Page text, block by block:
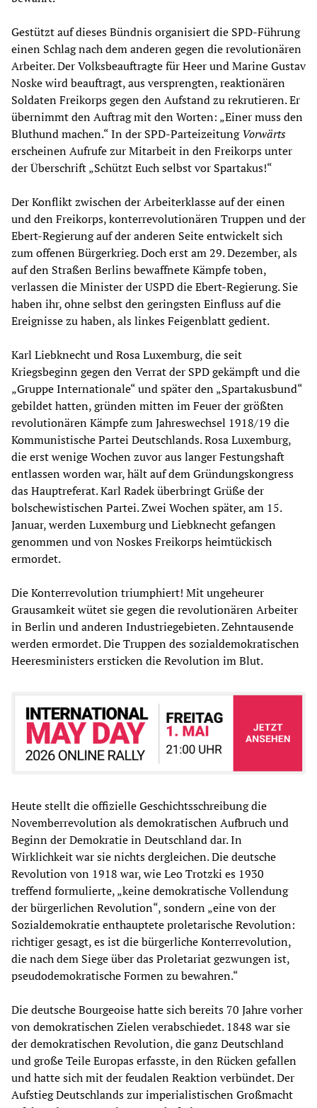
Gestützt auf dieses Bündnis organisiert die SPD-Führung
einen Schlag nach dem anderen gegen die revolutionären
Arbeiter. Der Volksbeauftragte für Heer und Marine Gustav
Noske wird beauftragt, aus versprengten, reaktionären
Soldaten Freikorps gegen den Aufstand zu rekrutieren. Er
übernimmt den Auftrag mit den Worten: „Einer muss den
Bluthund machen.“ In der SPD-ParteizeitungVorwärts
erscheinen Aufrufe zur Mitarbeit in den Freikorps unter
der Überschrift „Schützt Euch selbst vor Spartakus!“
Der Konflikt zwischen der Arbeiterklasse auf der einen
und den Freikorps, konterrevolutionären Truppen und der
Ebert-Regierung auf der anderen Seite entwickelt sich
zum offenen Bürgerkrieg. Doch erst am 29. Dezember, als
auf den Straßen Berlins bewaffnete Kämpfe toben,
verlassen die Minister der USPD die Ebert-Regierung. Sie
haben ihr, ohne selbst den geringsten Einfluss auf die
Ereignisse zu haben, als linkes Feigenblatt gedient.
Karl Liebknecht und Rosa Luxemburg, die seit
Kriegsbeginn gegen den Verrat der SPD gekämpft und die
„Gruppe Internationale“ und später den „Spartakusbund“
gebildet hatten, gründen mitten im Feuer der größten
revolutionären Kämpfe zum Jahreswechsel 1918/19 die
Kommunistische Partei Deutschlands. Rosa Luxemburg,
die erst wenige Wochen zuvor aus langer Festungshaft
entlassen worden war, hält auf dem Gründungskongress
das Hauptreferat. Karl Radek überbringt Grüße der
bolschewistischen Partei. Zwei Wochen später, am 15.
Januar, werden Luxemburg und Liebknecht gefangen
genommen und von Noskes Freikorps heimtückisch
ermordet.
Die Konterrevolution triumphiert! Mit ungeheurer
Grausamkeit wütet sie gegen die revolutionären Arbeiter
in Berlin und anderen Industriegebieten. Zehntausende
werden ermordet. Die Truppen des sozialdemokratischen
Heeresministers ersticken die Revolution im Blut.
Heute stellt die offizielle Geschichtsschreibung die
Novemberrevolution als demokratischen Aufbruch und
Beginn der Demokratie in Deutschland dar. In
Wirklichkeit war sie nichts dergleichen. Die deutsche
Revolution von 1918 war, wie Leo Trotzki es 1930
treffend formulierte, „keine demokratische Vollendung
der bürgerlichen Revolution“, sondern „eine von der
Sozialdemokratie enthauptete proletarische Revolution:
richtiger gesagt, es ist die bürgerliche Konterrevolution,
die nach dem Siege über das Proletariat gezwungen ist,
pseudodemokratische Formen zu bewahren.“
Die deutsche Bourgeoise hatte sich bereits 70 Jahre vorher
von demokratischen Zielen verabschiedet. 1848 war sie
der demokratischen Revolution, die ganz Deutschland
und große Teile Europas erfasste, in den Rücken gefallen
und hatte sich mit der feudalen Reaktion verbündet. Der
Aufstieg Deutschlands zur imperialistischen Großmacht